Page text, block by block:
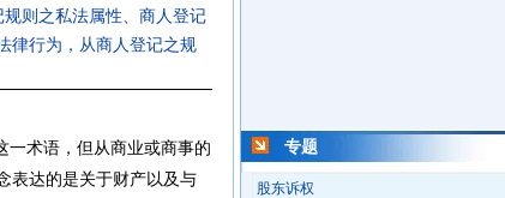
则之私法属性、商人登记
律行为，从商人登记之规
一术语，但从商业或商事的
表达的是关于财产以及与
专题
股东诉权